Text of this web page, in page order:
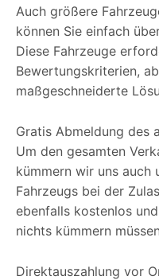
Auch größere
können Sie einfach
Diese Fahrzeuge
Bewertungskriterien,
maßgeschneiderte
Gratis Abmeldung des
Um den gesamten
kümmern wir uns auch
Fahrzeugs bei der
ebenfalls kostenlos
nichts kümmern
Direktauszahlung vor